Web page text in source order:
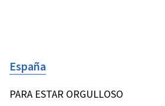
España
PARA ESTAR ORGULLOSO